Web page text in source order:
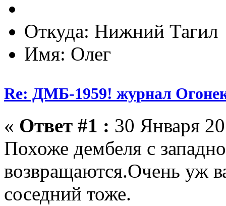
Откуда: Нижний Тагил
Имя: Олег
Re: ДМБ-1959! журнал
« Ответ #1 : 30 Января
Похоже дембеля с
возвращаются.Очень уж
соседний тоже.